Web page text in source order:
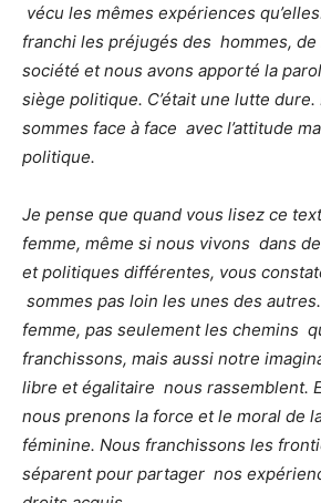
vécu les mêmes expériences
franchi les préjugés des hommes,
société et nous avons apporté la
siège politique. C’était une lutte
sommes face à face avec l’attitude
politique.
Je pense que quand vous lisez ce
femme, même si nous vivons dans
et politiques différentes, vous
sommes pas loin les unes des
femme, pas seulement les chemins
franchissons, mais aussi notre
libre et égalitaire nous rassemblent.
nous prenons la force et le moral de
féminine. Nous franchissons les
séparent pour partager nos